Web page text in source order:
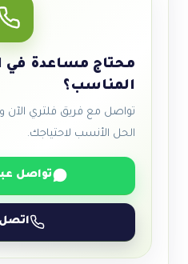
محتاج مساعدة في
المناسب؟
تواصل مع فريق فلتري الآن
الحل الأنسب لاحتياجك.
تواصل
اتصل